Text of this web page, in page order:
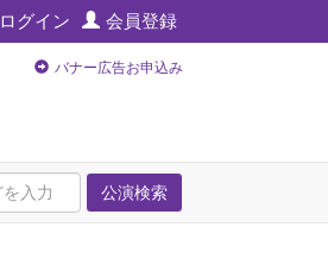
ログイン 会員登録
バナー広告お申込み
公演検索